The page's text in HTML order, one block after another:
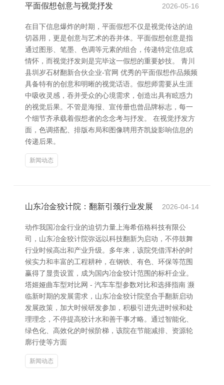
平面假想创意与视觉抒发 2026-05-16
在目下信息爆炸的时期，平面假想不仅是视觉传达的迫
切器用，更是创意与艺术的吞并体。平面假想创意是指
通过图形、笔墨、色调等元素的组合，传递特定信息或
情怀，而视觉抒发则是完毕这一假想的重要妙技。 青川
县圳岁石材翻新合伙企业-官网 优秀的平面假想作品频频
具备特有的创意和明晰的视觉话语。假想师需要从生涯
中吸收灵感，吞并受众的心境需求，创造出具有眩惑力
的视觉后果。不管是海报、宣传册也曾品牌标志，每一
个细节齐承载着假想者的念念考与抒发。 在视觉抒发方
面，色调搭配、排版布局和图像聘用齐凯旋影响信息的
传递后果。
新闻动态
山东冶金狡计院：翻新引颈行业发展 2026-04-14
动作我国冶金行业的迫切力量上海希佰格科技有限公
司，山东冶金狡计院弥远以科技翻新为启动，不停鼓舞
行业时候高出和产业升级。多年来，该院凭借浑朴的时
候实力和丰富的工程耕种，在钢铁、有色、环保等范围
赢得了显贵设置，成为国内冶金狡计范围的标杆企业。
塔姬娅曲车型对比网 - 汽车车型参数对比和选择指南 濒
临新时期的发展需求，山东冶金狡计院坚合手翻新启动
发展政策，加大时候研发参加，积极引进先进时候和处
理理念，不停提高狡计水和善干事才略。通过智能化、
绿色化、高效化的时候阶梯，该院在节能减排、资源轮
廓行使等方面
新闻动态